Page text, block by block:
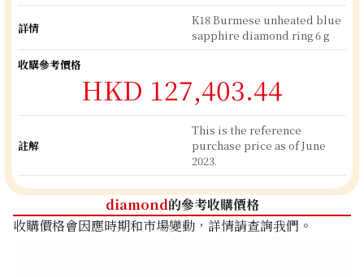
詳情
K18 Burmese unheated blue
sapphire diamond ring 6 g
收購參考價格
HKD 127,403.44
註解
This is the reference
purchase price as of June
2023.
diamond的參考收購價格
收購價格會因應時期和市場變動，詳情請查詢我們。